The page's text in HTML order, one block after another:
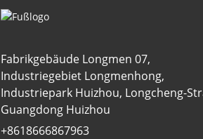
Fabrikgebäude Longmen 07,
Industriegebiet Longmenhong,
Industriepark Huizhou, Longcheng-
Guangdong Huizhou
+8618666867963